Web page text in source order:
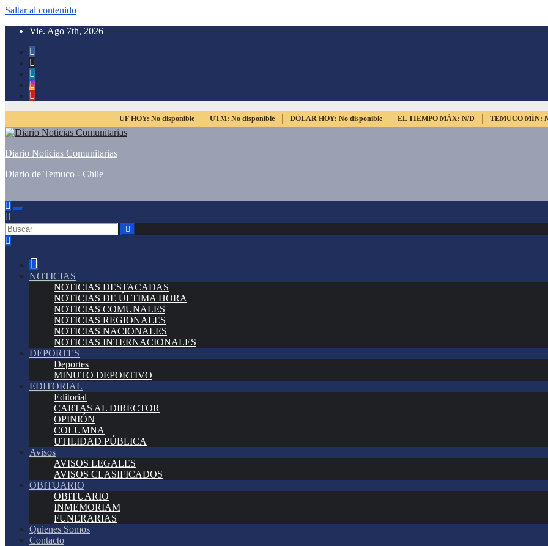
Saltar al contenido
Vie. Ago 7th, 2026
UF HOY: No disponible UTM: No disponible DÓLAR HOY: No disponible EL TIEMPO MÁX: N/D TEMUCO MÍN:
Diario Noticias Comunitarias
Diario de Temuco - Chile
NOTICIAS
NOTICIAS DESTACADAS
NOTICIAS DE ÚLTIMA HORA
NOTICIAS COMUNALES
NOTICIAS REGIONALES
NOTICIAS NACIONALES
NOTICIAS INTERNACIONALES
DEPORTES
Deportes
MINUTO DEPORTIVO
EDITORIAL
Editorial
CARTAS AL DIRECTOR
OPINIÓN
COLUMNA
UTILIDAD PÚBLICA
Avisos
AVISOS LEGALES
AVISOS CLASIFICADOS
OBITUARIO
OBITUARIO
INMEMORIAM
FUNERARIAS
Quienes Somos
Contacto